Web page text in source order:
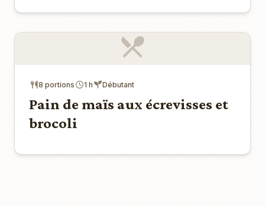
8 portions 1 h Débutant
Pain de maïs aux écrevisses et
brocoli